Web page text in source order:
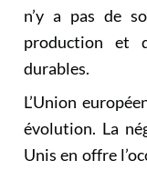
n’y a pas de
production et
durables.
L’Union
évolution. La
Unis en offre